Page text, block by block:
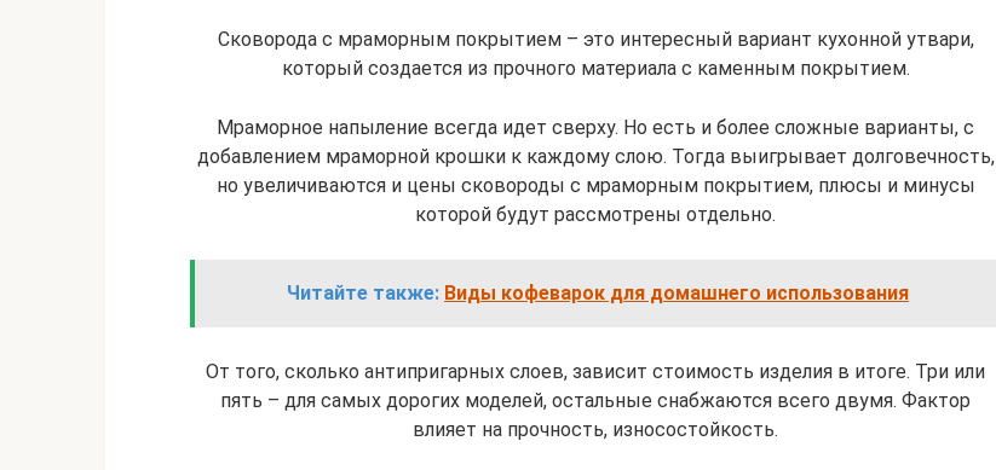
Сковорода с мраморным покрытием – это интересный вариант кухонной утвари,
который создается из прочного материала с каменным покрытием.
Мраморное напыление всегда идет сверху. Но есть и более сложные варианты, с
добавлением мраморной крошки к каждому слою. Тогда выигрывает долговечность,
но увеличиваются и цены сковороды с мраморным покрытием, плюсы и минусы
которой будут рассмотрены отдельно.
Читайте также: Виды кофеварок для домашнего использования
От того, сколько антипригарных слоев, зависит стоимость изделия в итоге. Три или
пять – для самых дорогих моделей, остальные снабжаются всего двумя. Фактор
влияет на прочность, износостойкость.